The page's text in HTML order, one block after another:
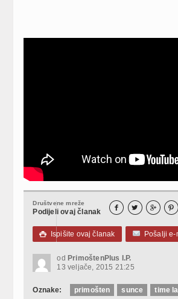
Društvene mreže
Podijeli ovaj članak    
 Ispišite ovaj članak Pošalji e-
od PrimoštenPlus I.P.
13 veljače, 2015 21:25
Oznake: primošten sunce time